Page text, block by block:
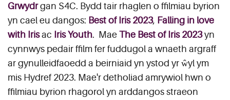
Grwydrgan S4C. Bydd tair rhaglen o ffilmiau byrion
yn cael eu dangos: Best of Iris 2023, Falling in love
with Irisac Iris Youth. Mae The Best of Iris 2023yn
cynnwys pedair ffilm fer fuddugol a wnaeth argraff
ar gynulleidfaoedd a beirniaid yn ystod yr ŵyl ym
mis Hydref 2023. Mae'r detholiad amrywiol hwn o
ffilmiau byrion rhagorol yn arddangos straeon